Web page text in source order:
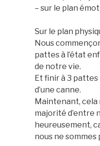
– sur le plan
Sur le plan
Nous
pattes à l’état
de notre vie.
Et finir à 3
d’une canne.
Maintenant, cela
majorité d’entre
heureusement,
nous ne sommes